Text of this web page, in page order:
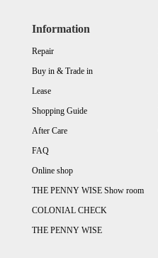
Information
Repair
Buy in & Trade in
Lease
Shopping Guide
After Care
FAQ
Online shop
THE PENNY WISE Show room
COLONIAL CHECK
THE PENNY WISE